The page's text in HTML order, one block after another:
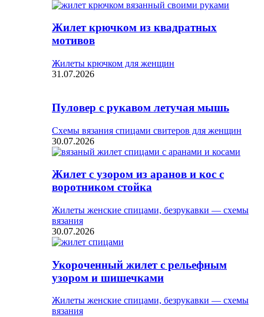
Жилет крючком из квадратных
мотивов
Жилеты крючком для женщин
31.07.2026
Пуловер с рукавом летучая мышь
Схемы вязания спицами свитеров для женщин
30.07.2026
Жилет с узором из аранов и кос с
воротником стойка
Жилеты женские спицами, безрукавки — схемы
вязания
30.07.2026
Укороченный жилет с рельефным
узором и шишечками
Жилеты женские спицами, безрукавки — схемы
вязания